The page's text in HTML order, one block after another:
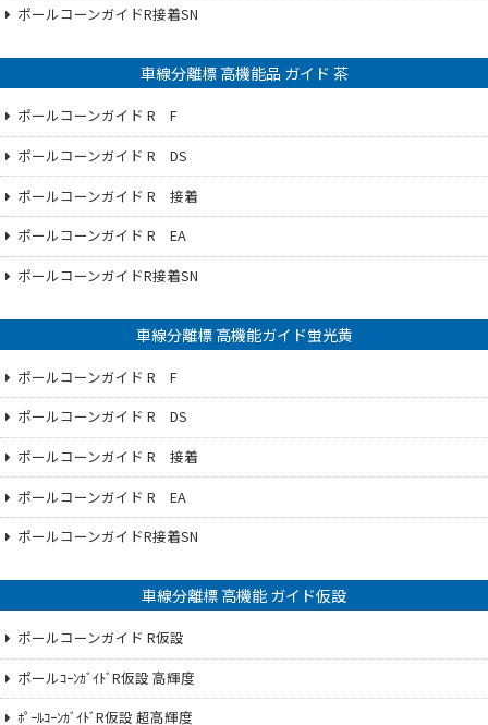
ポールコーンガイドR接着SN
車線分離標 高機能品 ガイド 茶
ポールコーンガイド R F
ポールコーンガイド R DS
ポールコーンガイド R 接着
ポールコーンガイド R EA
ポールコーンガイドR接着SN
車線分離標 高機能ガイド蛍光黄
ポールコーンガイド R F
ポールコーンガイド R DS
ポールコーンガイド R 接着
ポールコーンガイド R EA
ポールコーンガイドR接着SN
車線分離標 高機能 ガイド仮設
ポールコーンガイド R仮設
ポールｺｰﾝｶﾞｲﾄﾞR仮設 高輝度
ﾎﾟｰﾙｺｰﾝｶﾞｲﾄﾞR仮設 超高輝度